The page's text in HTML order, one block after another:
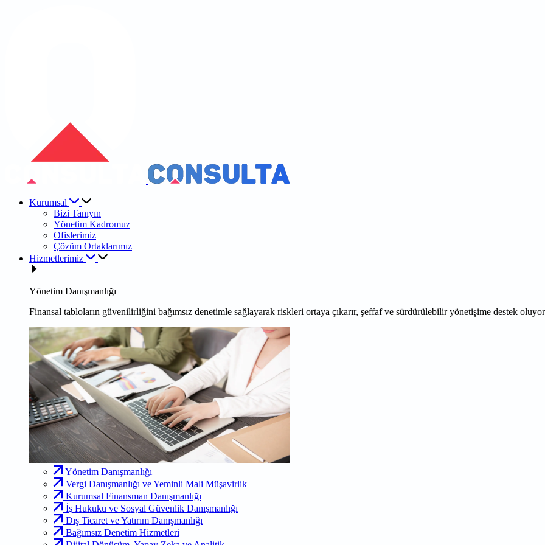
Kurumsal
Bizi Tanıyın
Yönetim Kadromuz
Ofislerimiz
Çözüm Ortaklarımız
Hizmetlerimiz
Yönetim Danışmanlığı
Finansal tabloların güvenilirliğini bağımsız denetimle sağlayarak riskleri ortaya çıkarır, şeffaf ve sürdürülebilir yönetişime destek
Yönetim Danışmanlığı
Vergi Danışmanlığı ve Yeminli Mali Müşavirlik
Kurumsal Finansman Danışmanlığı
İş Hukuku ve Sosyal Güvenlik Danışmanlığı
Dış Ticaret ve Yatırım Danışmanlığı
Bağımsız Denetim Hizmetleri